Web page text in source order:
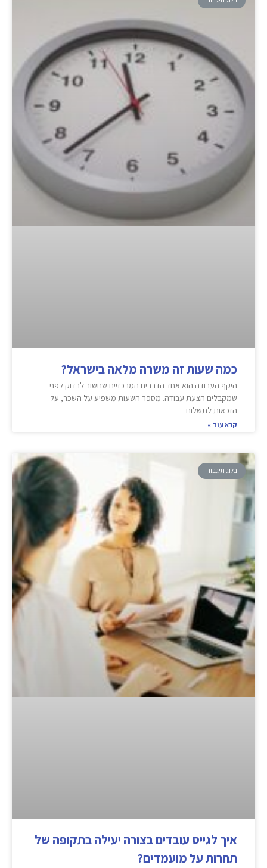
כמה שעות זה משרה מלאה בישראל?
היקף העבודה הוא אחד הדברים המרכזיים שחשוב לבדוק לפני
שמקבלים הצעת עבודה. מספר השעות משפיע על השכר, על
הזכאות לתשלום
קרא עוד »
בלוג תיגבור
איך לגייס עובדים בצורה יעילה בתקופה של
תחרות על מועמדים?